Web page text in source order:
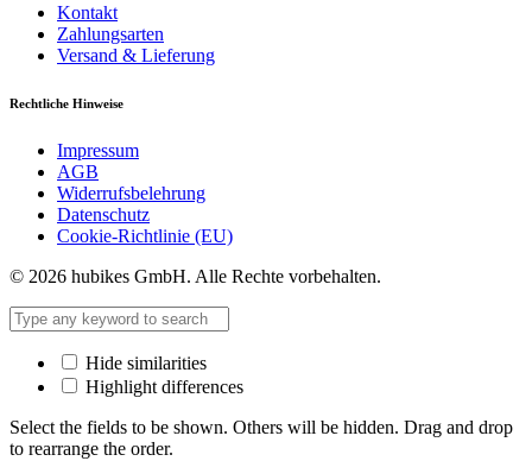
Kontakt
Zahlungsarten
Versand & Lieferung
Rechtliche Hinweise
Impressum
AGB
Widerrufsbelehrung
Datenschutz
Cookie-Richtlinie (EU)
© 2026 hubikes GmbH. Alle Rechte vorbehalten.
Hide similarities
Highlight differences
Select the fields to be shown. Others will be hidden. Drag and drop
to rearrange the order.